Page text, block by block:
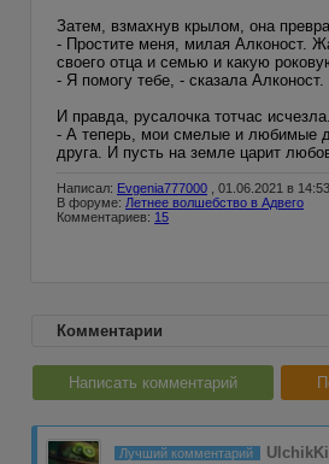
Затем, взмахнув крылом, она
- Простите меня, милая Алконост.
своего отца и семью и какую
- Я помогу тебе, - сказала
И правда, русалочка тотчас
- А теперь, мои смелые и любимые
друга. И пусть на земле царит
Написал: Evgenia777000 , 01.06.2021 в 14:53
В форуме: Летнее волшебство в Адвего
Комментариев: 15
Комментарии
Написать комментарий
Лучший комментарий